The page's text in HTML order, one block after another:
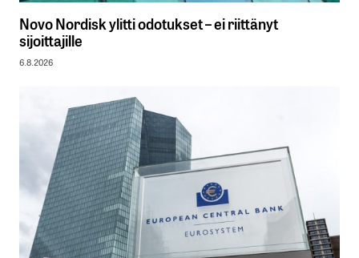
Novo Nordisk ylitti odotukset – ei riittänyt
sijoittajille
6.8.2026